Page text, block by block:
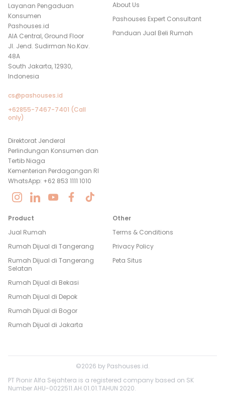
Layanan Pengaduan
Konsumen
Pashouses.id
AIA Central, Ground Floor
Jl. Jend. Sudirman No.Kav.
48A
South Jakarta, 12930,
Indonesia
cs@pashouses.id
+62855-7467-7401 (Call
only)
Direktorat Jenderal
Perlindungan Konsumen dan
Tertib Niaga
Kementerian Perdagangan RI
WhatsApp: +62 853 1111 1010
About Us
Pashouses Expert Consultant
Panduan Jual Beli Rumah
Product
Jual Rumah
Rumah Dijual di Tangerang
Rumah Dijual di Tangerang
Selatan
Rumah Dijual di Bekasi
Rumah Dijual di Depok
Rumah Dijual di Bogor
Rumah Dijual di Jakarta
Other
Terms & Conditions
Privacy Policy
Peta Situs
©2026 by Pashouses.id.
PT Pionir Alfa Sejahtera is a registered company based on SK
Number AHU-0022511.AH.01.01.TAHUN 2020.